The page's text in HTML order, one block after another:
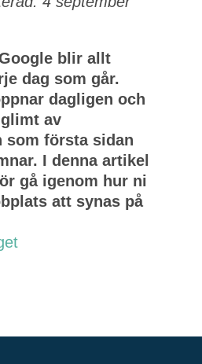
blir allt
dag som går.
dagligen och
av
som första sidan
I denna artikel
gå igenom hur ni
att synas på